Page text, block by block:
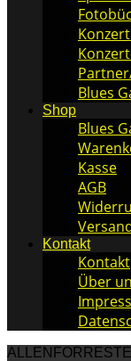
Blues
Shop
Blues
Kasse
AGB
Kontakt
Kontakt
Über